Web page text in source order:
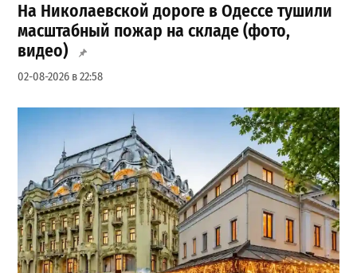
На Николаевской дороге в Одессе тушили
масштабный пожар на складе (фото,
видео)
02-08-2026 в 22:58